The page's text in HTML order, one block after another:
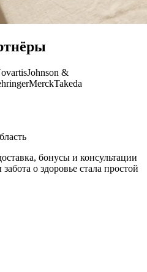
Johnson &
MerckTakeda
бонусы и консультации
о здоровье стала простой